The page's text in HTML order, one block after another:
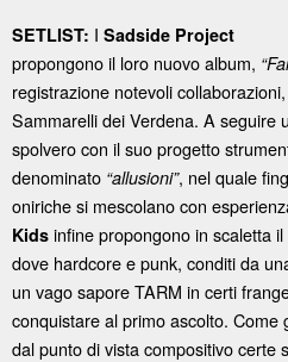
SETLIST: I Sadside Project
propongono il loro nuovo album,
registrazione notevoli
Sammarelli dei Verdena. A seguire
spolvero con il suo progetto
denominato “allusioni”, nel quale
oniriche si mescolano con
Kids infine propongono in scaletta
dove hardcore e punk, conditi da
un vago sapore TARM in certi
conquistare al primo ascolto. Come
dal punto di vista compositivo certe